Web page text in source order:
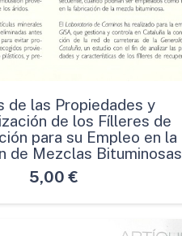
de las Propiedades y
de los Fílleres de
para su Empleo en la
de Mezclas Bituminosas
5,00 €